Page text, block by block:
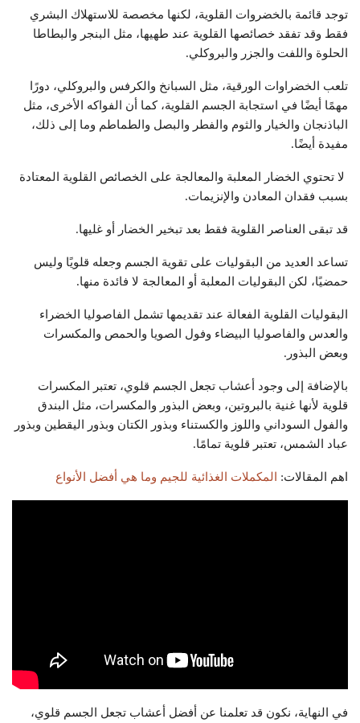
توجد قائمة بالخضروات القلوية، لكنها مخصصة للاستهلاك البشري
فقط وقد تفقد خصائصها القلوية عند طهيها، مثل البنجر والبطاطا
الحلوة واللفت والجزر والبروكلي.
تلعب الخضراوات الورقية، مثل السبانخ والكرفس والبروكلي، دورًا
مهمًا أيضًا في استجابة الجسم القلوية، كما أن الفواكه الأخرى، مثل
الباذنجان والخيار والثوم والفطر والبصل والطماطم وما إلى ذلك،
مفيدة أيضًا.
لا تحتوي الخضار المعلبة والمعالجة على الخصائص القلوية المعتادة
بسبب فقدان المعادن والإنزيمات.
قد تبقى العناصر القلوية فقط بعد تبخير الخضار أو غليها.
تساعد العديد من البقوليات على تقوية الجسم وجعله قلويًا وليس
حمضيًا، لكن البقوليات المعلبة أو المعالجة لا فائدة منها.
البقوليات القلوية الفعالة عند تقديمها تشمل الفاصوليا الخضراء
والعدس والفاصوليا البيضاء وفول الصويا والحمص والمكسرات
وبعض البذور.
بالإضافة إلى وجود أعشاب تجعل الجسم قلوي، تعتبر المكسرات
قلوية لأنها غنية بالبروتين، وبعض البذور والمكسرات، مثل البندق
والفول السوداني واللوز والكستناء وبذور الكتان وبذور اليقطين وبذور
عباد الشمس، تعتبر قلوية تمامًا.
اهم المقالات: المكملات الغذائية للجيم وما هي أفضل الأنواع
في النهاية، نكون قد تعلمنا عن أفضل أعشاب تجعل الجسم قلوي،